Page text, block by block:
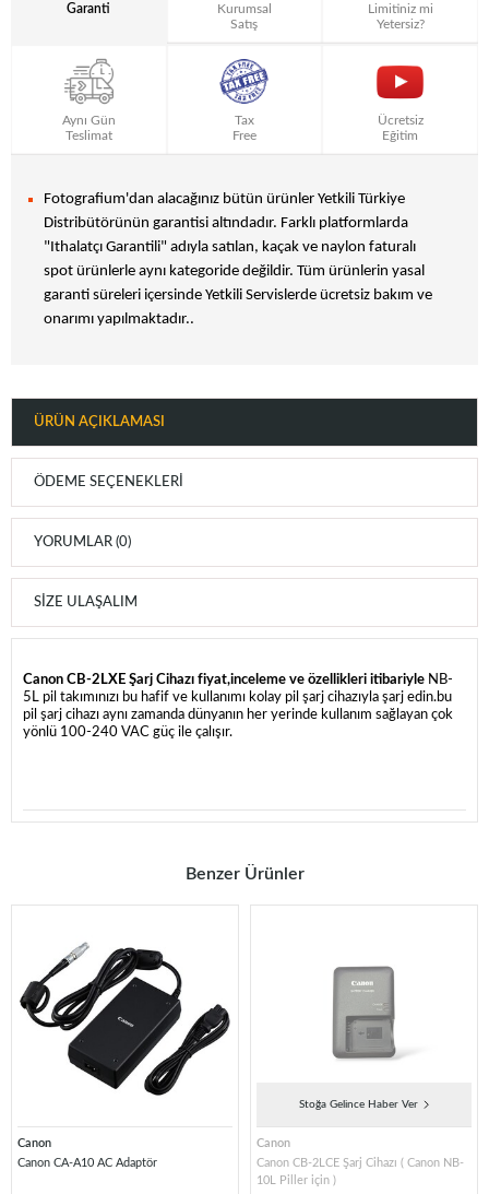
Garanti
Kurumsal
Satış
Limitiniz mi
Yetersiz?
Aynı Gün
Teslimat
Tax
Free
Ücretsiz
Eğitim
Fotografium'dan alacağınız bütün ürünler Yetkili Türkiye
Distribütörünün garantisi altındadır. Farklı platformlarda
"Ithalatçı Garantili" adıyla satılan, kaçak ve naylon faturalı
spot ürünlerle aynı kategoride değildir. Tüm ürünlerin yasal
garanti süreleri içersinde Yetkili Servislerde ücretsiz bakım ve
onarımı yapılmaktadır..
ÜRÜN AÇIKLAMASI
ÖDEME SEÇENEKLERI
YORUMLAR (0)
SIZE ULAŞALIM
Canon CB-2LXE Şarj Cihazı fiyat,inceleme ve özellikleri itibariyle NB-
5L pil takımınızı bu hafif ve kullanımı kolay pil şarj cihazıyla şarj edin.bu
pil şarj cihazı aynı zamanda dünyanın her yerinde kullanım sağlayan çok
yönlü 100-240 VAC güç ile çalışır.
Benzer Ürünler
Canon
Canon CA-A10 AC Adaptör
Stoğa Gelince Haber Ver
Canon
Canon CB-2LCE Şarj Cihazı ( Canon NB-
10L Piller için )